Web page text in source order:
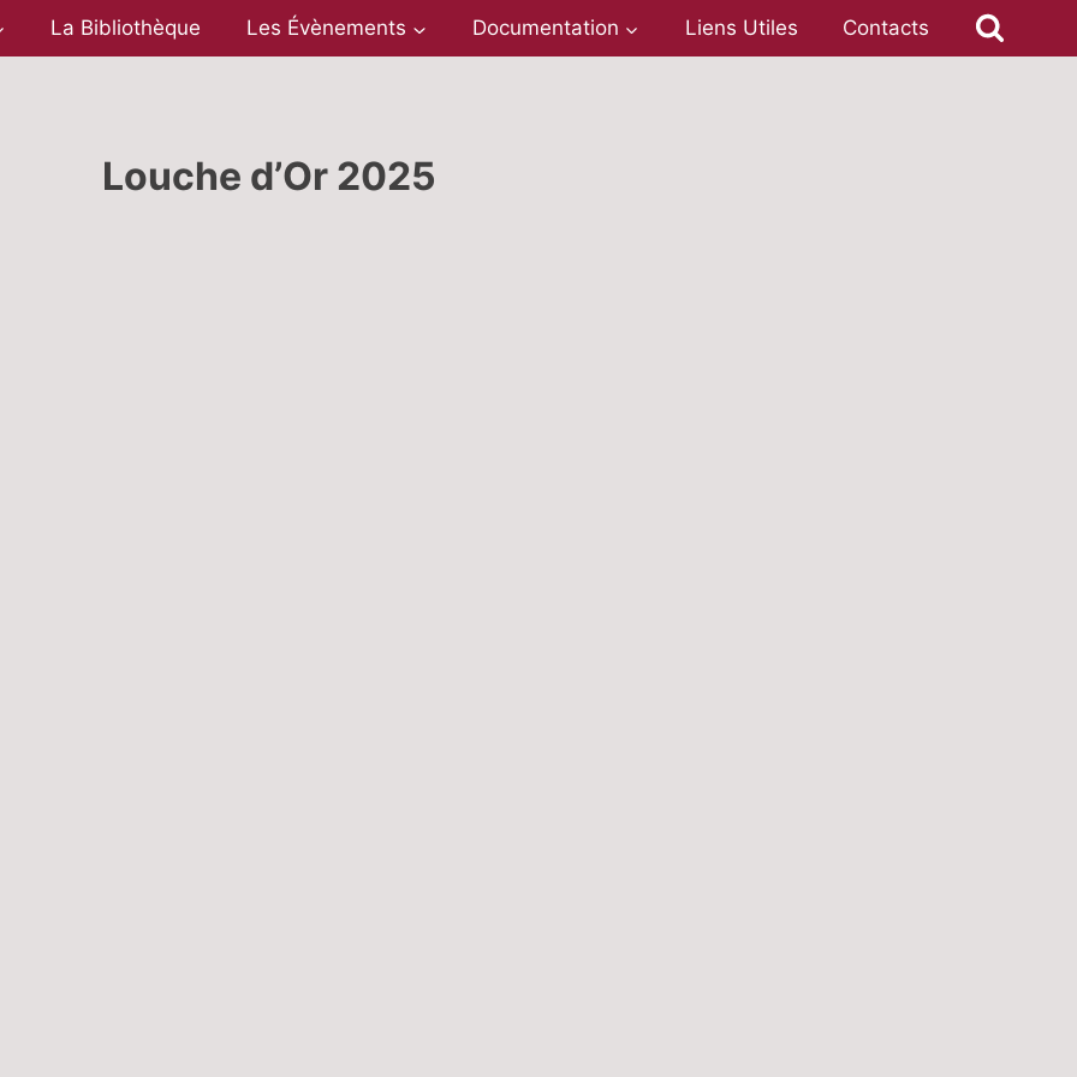
La Bibliothèque Les Évènements Documentation Liens Utiles Contacts
Louche d’Or 2025